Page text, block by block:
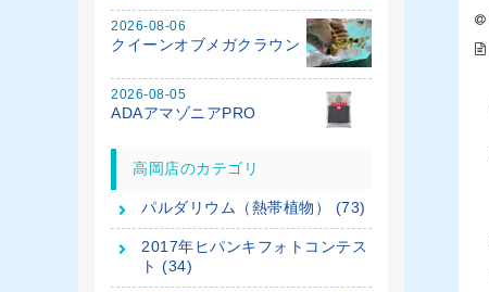
2026-08-06
クイーンオブメガクラウン
2026-08-05
ADAアマゾニアPRO
高岡店のカテゴリ
パルダリウム（熱帯植物） (73)
2017年ヒパンキフォトコンテス
ト (34)